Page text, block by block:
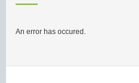
An error has occured.